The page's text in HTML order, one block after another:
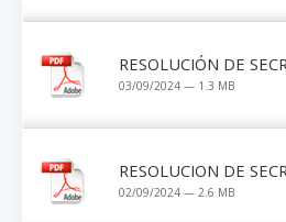
RESOLUCIÓN DE
03/09/2024 — 1.3 MB
RESOLUCION DE
02/09/2024 — 2.6 MB